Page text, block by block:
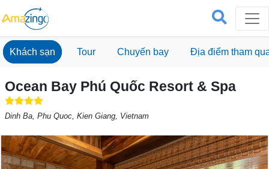
Khách sạn Tour Chuyến bay Địa điểm tham
Ocean Bay Phú Quốc Resort & Spa
Dinh Ba, Phu Quoc, Kien Giang, Vietnam